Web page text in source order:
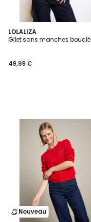
LOLALIZA
Gilet sans manches bouclé
49,99 €
Nouveau